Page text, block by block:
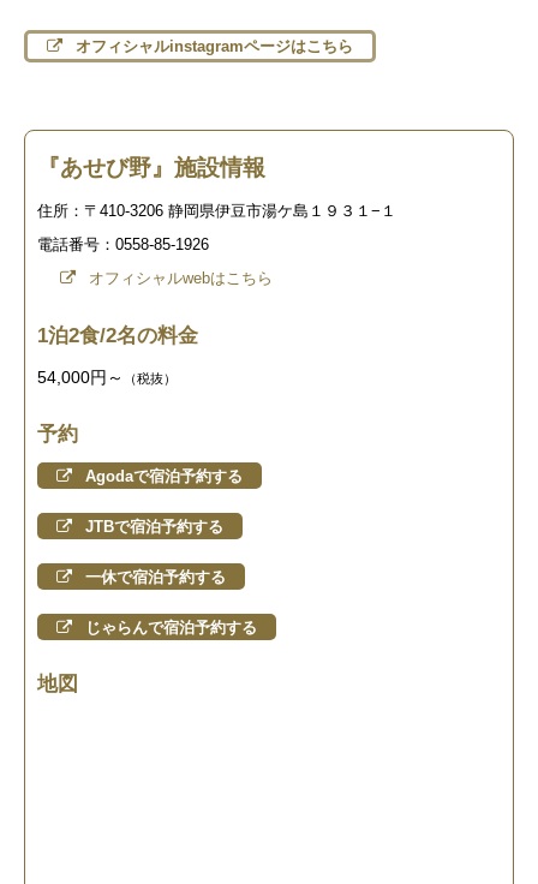
オフィシャルinstagramページはこちら
『あせび野』施設情報
住所：〒410-3206 静岡県伊豆市湯ケ島１９３１−１
電話番号：0558-85-1926
オフィシャルwebはこちら
1泊2食/2名の料金
54,000円～ （税抜）
予約
Agodaで宿泊予約する
JTBで宿泊予約する
一休で宿泊予約する
じゃらんで宿泊予約する
地図